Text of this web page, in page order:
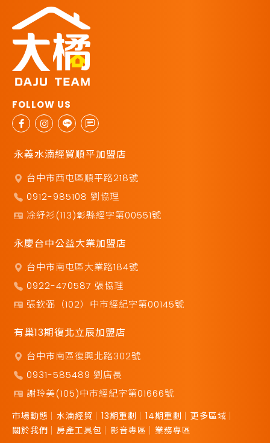
永義水湳經貿順平加盟店
台中市西屯區順平路218號
0912-985108 劉協理
凃紓衫(113)彰縣經字第00551號
永慶台中公益大業加盟店
台中市南屯區大業路184號
0922-470587 張協理
張欽弼（102）中市經紀字第00145號
有巢13期復北立辰加盟店
台中市南區復興北路302號
0931-585489 劉店長
謝玲美(105)中市經紀字第01666號
市場動態 水湳經貿 13期重劃 14期重劃
更多區域
關於我們
房產工具包 影音專區 業務專區